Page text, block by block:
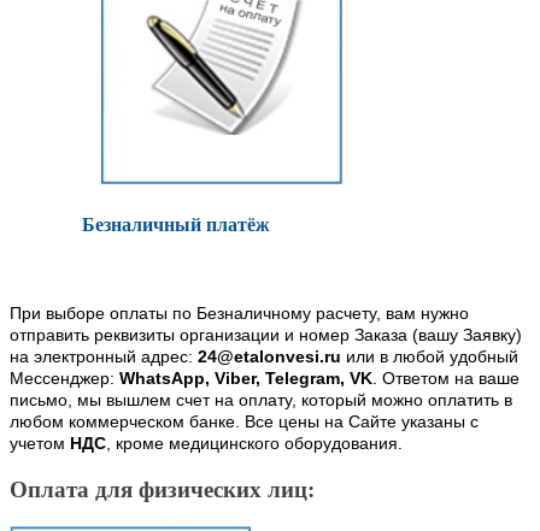
Безналичный платёж
При выборе оплаты по Безналичному расчету, вам нужно
отправить реквизиты организации и номер Заказа (вашу Заявку)
на электронный адрес: 24@etalonvesi.ru или в любой удобный
Мессенджер: WhatsApp, Viber, Telegram, VK. Ответом на ваше
письмо, мы вышлем счет на оплату, который можно оплатить в
любом коммерческом банке. Все цены на Сайте указаны с
учетом НДС, кроме медицинского оборудования.
Оплата для физических лиц: